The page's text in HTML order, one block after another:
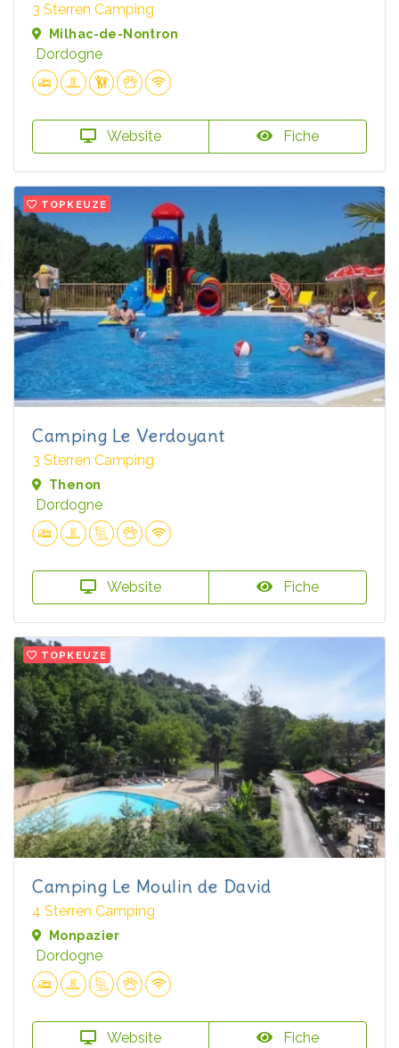
3 Sterren Camping
Milhac-de-Nontron
Dordogne
Website Fiche
TOPKEUZE
Camping Le Verdoyant
3 Sterren Camping
Thenon
Dordogne
Website Fiche
TOPKEUZE
Camping Le Moulin de David
4 Sterren Camping
Monpazier
Dordogne
Website Fiche